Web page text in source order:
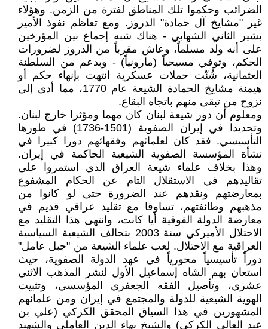
الضرائب وحكموا تلك المناطق لفترة من الزمن. وهؤلاء
غير "مشايخ آل حمادة" الدروز. ومع تعاظم نفوذ الأمير
بشير الثاني الشهابي - هناك شبه إجماع بين المؤرخين
على أنه ولد مسلماً، وعاش مقرباً من الدروز لضرورات
الحكم، وتوفي مسيحياً (مارونياً) - وبدعم من السلطنة
العثمانية، شُنّت حملات عسكرية انتهت بإنهاء حكم أو
هيمنة مشايخ الحمادة الشيعة عام 1770، مما أدى إلى
نزوح من تبقى منهم باتجاه البقاع.
ومعلوم أن دور شيعة لبنان كان مهما ومؤثرا خارج لبنان.
وتحديدا في إيران الصفوية (1501-1736) في طورها
التأسيسي. فقد كان لعلمائهم وفقهائهم دورا كبيرا في
نشأة المؤسسة الصفوية الشيعية الحاكمة في إيران.
وهذا بخلاف علماء شيعة العراق الذي استمروا على
تقاليدهم في الاستقلال التام عن الحكام المشفوع
بمعارضتهم ونقدهم عند الضرورة حتى لو كانوا من
مذهبهم وطائفتهم، تساوقا مع تقليد عراقي قديم في
معارضة الدولة الفوقية أيا كانت، وانتهى هذا التقليد مع
الاحتلال الأميركي سنة 2003 بتحالف الشيعية السياسية
العراقية مع الاحتلال. لعب علماء الشيعة من "جبل عامل"
دوراً تأسيسياً محورياً في عهد الدولة الصفوية، حيث
استعان بهم الشاه إسماعيل الأول لنشر المذهب الاثني
عشري، وتأصيل الفقه الجعفري المؤسسي، وتثبيت
الهوية الشيعية للدولة والمجتمع في إيران ومن علمائهم
المشهورين في هذا السياق المحقق الكركي (علي بن
عبد العالي الكركي) والشيخ بهاء الدين العاملي والشهيد